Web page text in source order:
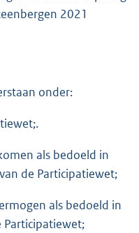
2021
onder:
als bedoeld in
de Participatiewet;
als bedoeld in